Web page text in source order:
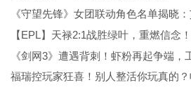
游戏评测
铠甲勇士激斗传手机版是一款铠
动作闯关游戏，在铠甲勇士激斗
《守望先锋》女团联动角色名单揭晓：艾什、朱
【EPL】天禄2:1战胜绿叶，重燃信念！
《剑网3》遭遇背刺！虾粉再起争端，工
福瑞控玩家狂喜！别人整活你玩真的